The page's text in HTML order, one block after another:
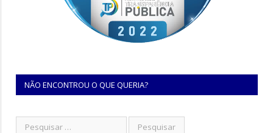
NÃO ENCONTROU O QUE QUERIA?